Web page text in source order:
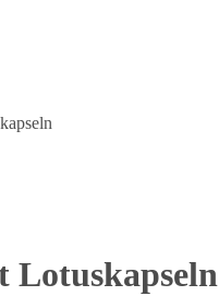
Lotuskapseln